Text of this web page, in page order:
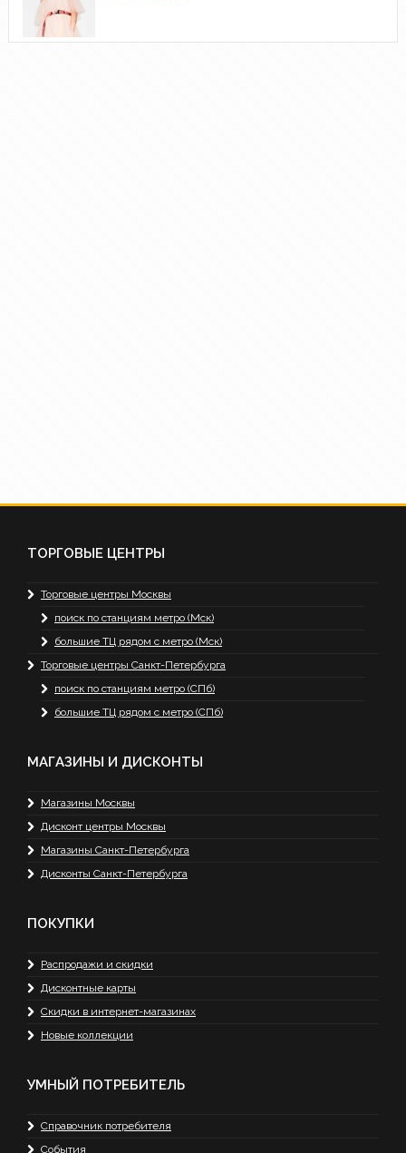
ТОРГОВЫЕ ЦЕНТРЫ
Торговые центры Москвы
поиск по станциям метро (Мск)
большие ТЦ рядом с метро (Мск)
Торговые центры Санкт-Петербурга
поиск по станциям метро (СПб)
большие ТЦ рядом с метро (СПб)
МАГАЗИНЫ И ДИСКОНТЫ
Магазины Москвы
Дисконт центры Москвы
Магазины Санкт-Петербурга
Дисконты Санкт-Петербурга
ПОКУПКИ
Распродажи и скидки
Дисконтные карты
Скидки в интернет-магазинах
Новые коллекции
УМНЫЙ ПОТРЕБИТЕЛЬ
Справочник потребителя
События